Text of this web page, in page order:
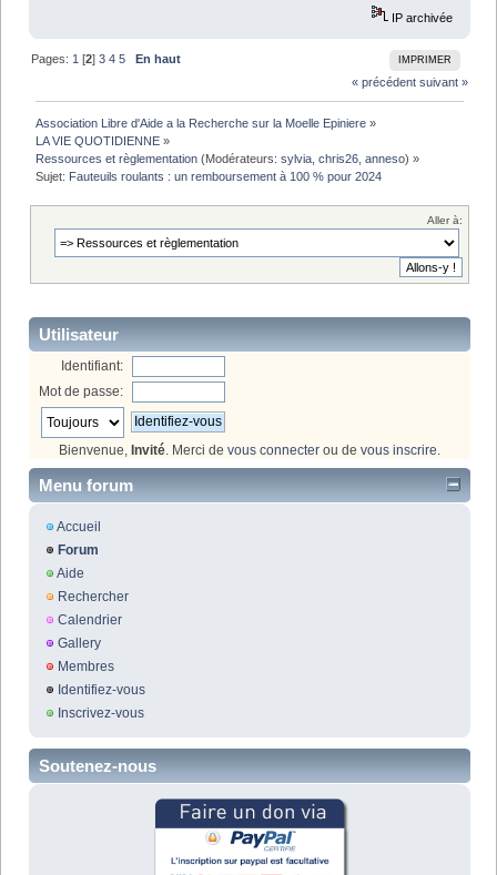
IP archivée
IMPRIMER
Pages: 1 [2]3 4 5
En haut
« précédent suivant »
Association Libre d'Aide a la Recherche sur la Moelle Epiniere »
LA VIE QUOTIDIENNE »
Ressources et règlementation (Modérateurs:sylvia,chris26,anneso) »
Sujet: Fauteuils roulants : un remboursement à 100 % pour 2024
Aller à:
Utilisateur
Identifiant:
Mot de passe:
Bienvenue, Invité . Merci de vous connecter ou de vous inscrire
Menu forum
Accueil
Forum
Aide
Rechercher
Calendrier
Gallery
Membres
Identifiez-vous
Inscrivez-vous
Soutenez-nous